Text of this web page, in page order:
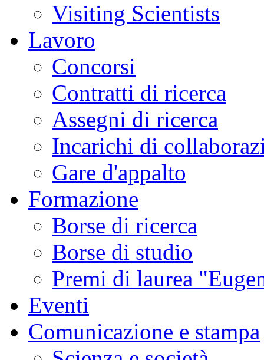
Visiting Scientists
Lavoro
Concorsi
Contratti di ricerca
Assegni di ricerca
Incarichi di
Gare d'appalto
Formazione
Borse di ricerca
Borse di studio
Premi di laurea
Eventi
Comunicazione e stampa